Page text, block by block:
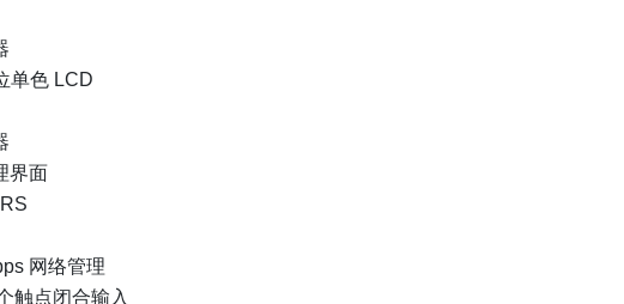
单色 LCD
界面
网络管理
触点闭合输入